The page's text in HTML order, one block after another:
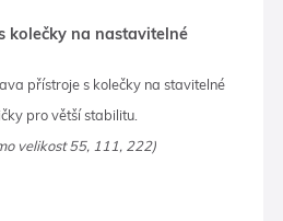
kolečky na nastavitelné
přístroje s kolečky na stavitelné
pro větší stabilitu.
velikost 55, 111, 222)